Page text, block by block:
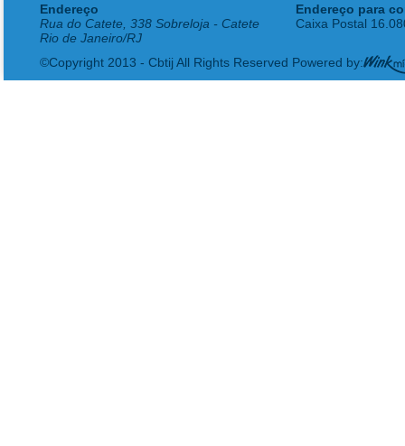
Endereço
Rua do Catete, 338 Sobreloja - Catete
Rio de Janeiro/RJ
Endereço para
Caixa Postal
©Copyright 2013 - Cbtij All Rights Reserved Powered by: